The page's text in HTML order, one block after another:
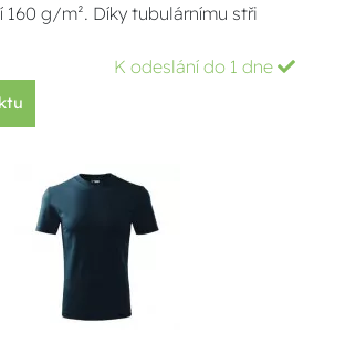
160 g/m². Díky tubulárnímu stři
K odeslání do 1 dne